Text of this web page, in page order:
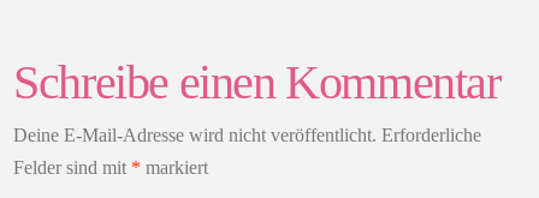
Schreibe einen Kommentar
Deine E-Mail-Adresse wird nicht veröffentlicht. Erforderliche
Felder sind mit * markiert